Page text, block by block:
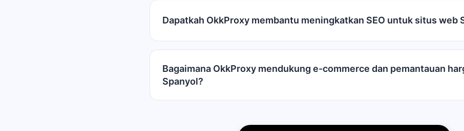
Dapatkah OkkProxy membantu meningkatkan SEO untuk situs web
Bagaimana OkkProxy mendukung e-commerce dan pemantauan
Spanyol?